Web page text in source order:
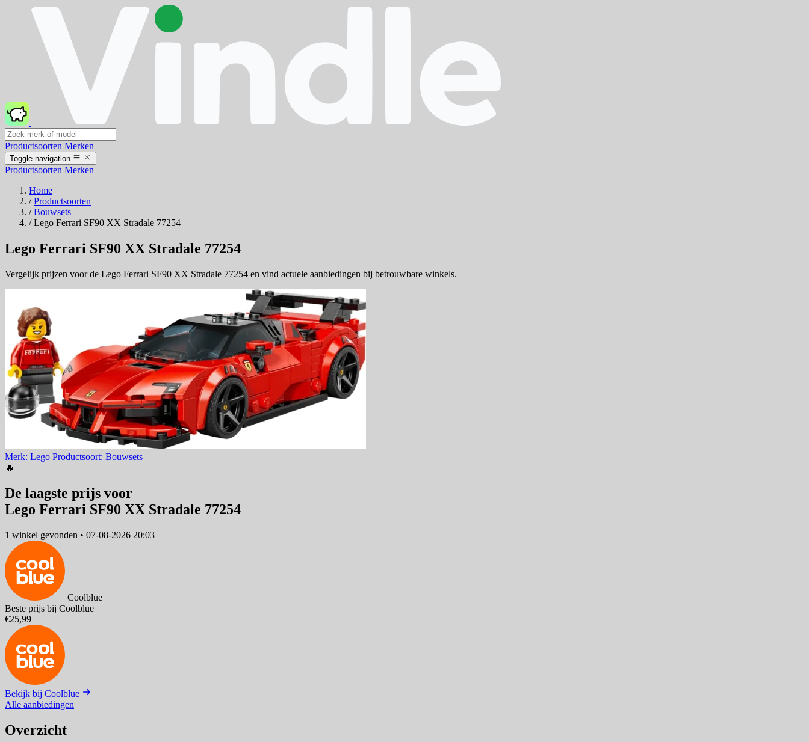
Productsoorten Merken
Toggle navigation
Productsoorten Merken
Home
/ Productsoorten
/ Bouwsets
/ Lego Ferrari SF90 XX Stradale 77254
Lego Ferrari SF90 XX Stradale 77254
Vergelijk prijzen voor de Lego Ferrari SF90 XX Stradale 77254 en vind actuele aanbiedingen bij betrouwbare winkels.
Merk: Lego Productsoort: Bouwsets
🔥
De laagste prijs voor
Lego Ferrari SF90 XX Stradale 77254
1 winkel gevonden • 07-08-2026 20:03
Coolblue
Beste prijs bij Coolblue
€25,99
Bekijk bij Coolblue
Alle aanbiedingen
Overzicht